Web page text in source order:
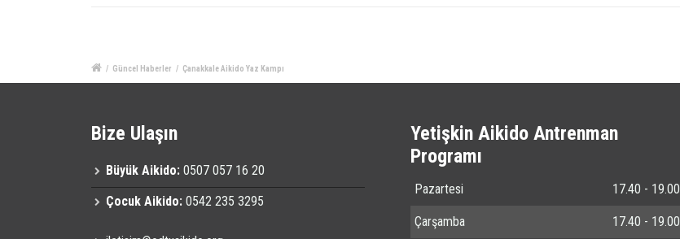
/ Güncel Haberler / Çanakkale Aikido Yaz Kampı
Bize Ulaşın
Büyük Aikido: 0507 057 16 20
Çocuk Aikido: 0542 235 3295
Yetişkin Aikido Antrenman
Programı
Pazartesi 17.40 - 19.00
Çarşamba 17.40 - 19.00